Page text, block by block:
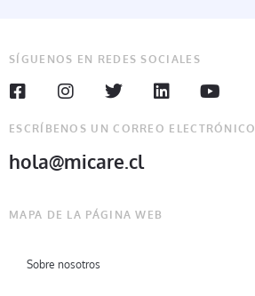
SÍGUENOS EN REDES SOCIALES
ESCRÍBENOS UN CORREO ELECTRÓNICO
hola@micare.cl
MAPA DE LA PÁGINA WEB
Sobre nosotros